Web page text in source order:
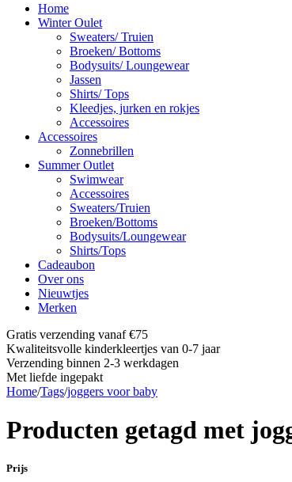
Home
Winter Oulet
Sweaters/ Truien
Broeken/ Bottoms
Bodysuits/ Loungewear
Jassen
Shirts/ Tops
Kleedjes, jurken en rokjes
Accessoires
Accessoires
Zonnebrillen
Summer Outlet
Swimwear
Accessoires
Sweaters/Truien
Broeken/Bottoms
Bodysuits/Loungewear
Shirts/Tops
Cadeaubon
Over ons
Nieuwtjes
Merken
Gratis verzending vanaf €75
Kwaliteitsvolle kinderkleertjes van 0-7 jaar
Verzending binnen 2-3 werkdagen
Met liefde ingepakt
Home/Tags/joggers voor baby
Producten getagd met
Prijs